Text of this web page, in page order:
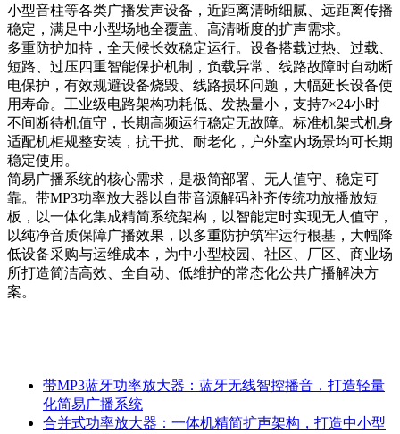
小型音柱等各类广播发声设备，近距离清晰细腻、远距离传播
稳定，满足中小型场地全覆盖、高清晰度的扩声需求。
多重防护加持，全天候长效稳定运行。设备搭载过热、过载、
短路、过压四重智能保护机制，负载异常、线路故障时自动断
电保护，有效规避设备烧毁、线路损坏问题，大幅延长设备使
用寿命。工业级电路架构功耗低、发热量小，支持7×24小时
不间断待机值守，长期高频运行稳定无故障。标准机架式机身
适配机柜规整安装，抗干扰、耐老化，户外室内场景均可长期
稳定使用。
简易广播系统的核心需求，是极简部署、无人值守、稳定可
靠。带MP3功率放大器以自带音源解码补齐传统功放播放短
板，以一体化集成精简系统架构，以智能定时实现无人值守，
以纯净音质保障广播效果，以多重防护筑牢运行根基，大幅降
低设备采购与运维成本，为中小型校园、社区、厂区、商业场
所打造简洁高效、全自动、低维护的常态化公共广播解决方
案。
带MP3蓝牙功率放大器：蓝牙无线智控播音，打造轻量
化简易广播系统
合并式功率放大器：一体机精简扩声架构，打造中小型